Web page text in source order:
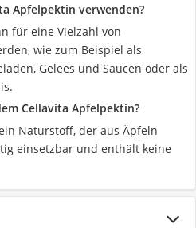
Apfelpektin verwenden?
für eine Vielzahl von
wie zum Beispiel als
Gelees und Saucen oder als
Cellavita Apfelpektin?
Naturstoff, der aus Äpfeln
einsetzbar und enthält keine